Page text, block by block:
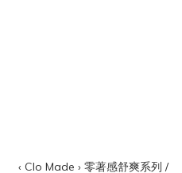
‹ Clo Made › 零著感舒爽系列 /